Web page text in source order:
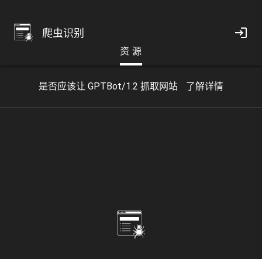
爬虫识别
资 源
是否应该让 GPTBot/1.2 抓取网站 了解详情